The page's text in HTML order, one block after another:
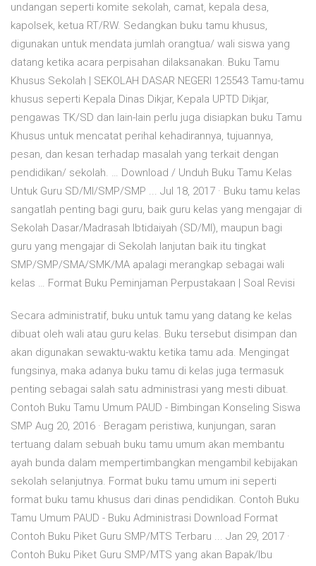
undangan seperti komite sekolah, camat, kepala desa,
kapolsek, ketua RT/RW. Sedangkan buku tamu khusus,
digunakan untuk mendata jumlah orangtua/ wali siswa yang
datang ketika acara perpisahan dilaksanakan. Buku Tamu
Khusus Sekolah | SEKOLAH DASAR NEGERI 125543 Tamu-tamu
khusus seperti Kepala Dinas Dikjar, Kepala UPTD Dikjar,
pengawas TK/SD dan lain-lain perlu juga disiapkan buku Tamu
Khusus untuk mencatat perihal kehadirannya, tujuannya,
pesan, dan kesan terhadap masalah yang terkait dengan
pendidikan/ sekolah. … Download / Unduh Buku Tamu Kelas
Untuk Guru SD/MI/SMP/SMP ... Jul 18, 2017 · Buku tamu kelas
sangatlah penting bagi guru, baik guru kelas yang mengajar di
Sekolah Dasar/Madrasah Ibtidaiyah (SD/MI), maupun bagi
guru yang mengajar di Sekolah lanjutan baik itu tingkat
SMP/SMP/SMA/SMK/MA apalagi merangkap sebagai wali
kelas … Format Buku Peminjaman Perpustakaan | Soal Revisi
Secara administratif, buku untuk tamu yang datang ke kelas
dibuat oleh wali atau guru kelas. Buku tersebut disimpan dan
akan digunakan sewaktu-waktu ketika tamu ada. Mengingat
fungsinya, maka adanya buku tamu di kelas juga termasuk
penting sebagai salah satu administrasi yang mesti dibuat.
Contoh Buku Tamu Umum PAUD - Bimbingan Konseling Siswa
SMP Aug 20, 2016 · Beragam peristiwa, kunjungan, saran
tertuang dalam sebuah buku tamu umum akan membantu
ayah bunda dalam mempertimbangkan mengambil kebijakan
sekolah selanjutnya. Format buku tamu umum ini seperti
format buku tamu khusus dari dinas pendidikan. Contoh Buku
Tamu Umum PAUD - Buku Administrasi Download Format
Contoh Buku Piket Guru SMP/MTS Terbaru ... Jan 29, 2017 ·
Contoh Buku Piket Guru SMP/MTS yang akan Bapak/Ibu